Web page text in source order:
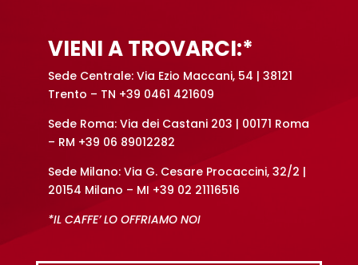
VIENI A TROVARCI:*
Sede Centrale: Via Ezio Maccani, 54 | 38121
Trento – TN +39 0461 421609
Sede Roma: Via dei Castani 203 | 00171 Roma
– RM +39 06 89012282
Sede Milano: Via G. Cesare Procaccini, 32/2 |
20154 Milano – MI +39 02 21116516
*IL CAFFE’ LO OFFRIAMO NOI